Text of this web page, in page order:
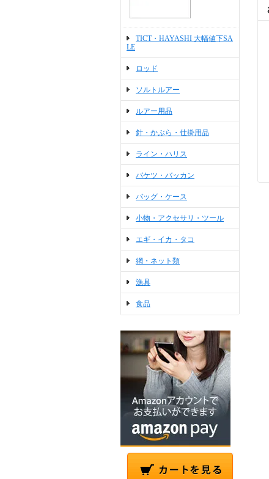
TICT・HAYASHI 大幅値下SA
LE
ロッド
ソルトルアー
ルアー用品
針・かぶら・仕掛用品
ライン・ハリス
バケツ・バッカン
バッグ・ケース
小物・アクセサリ・ツール
エギ・イカ・タコ
網・ネット類
漁具
食品